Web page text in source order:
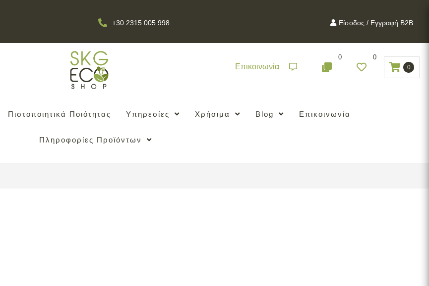
+30 2315 005 998 Είσοδος / Εγγραφή B2B
Επικοινωνία
0 0
0
Πιστοποιητικά Ποιότητας Υπηρεσίες Χρήσιμα Blog Επικοινωνία
Πληροφορίες Προϊόντων